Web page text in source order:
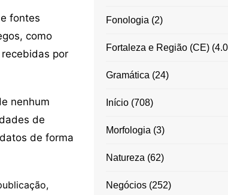
fontes
como
por
nenhum
de
de forma
Fonologia (2)
Fortaleza e Região (CE)
Gramática (24)
Início(708)
Morfologia (3)
Natureza (62)
Negócios(252)